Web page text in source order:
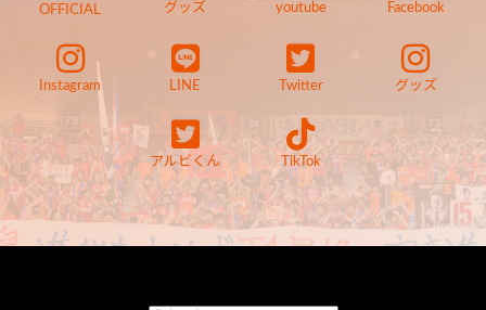
OFFICIAL グッズ youtube Facebook
Instagram LINE Twitter グッズ
アルビくん TikTok